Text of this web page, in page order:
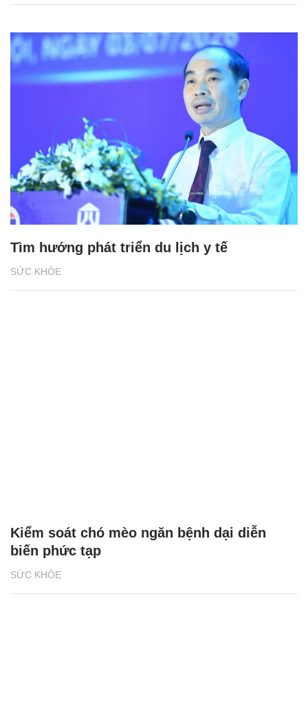
SỨC KHỎE
Tìm hướng phát triển du lịch y tế
SỨC KHỎE
Kiểm soát chó mèo ngăn bệnh dại diễn
biến phức tạp